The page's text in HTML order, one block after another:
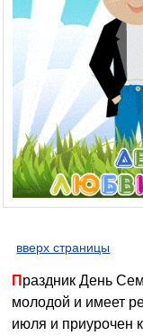
вверх страницы
Праздник День Семьи, Любви и Верности сравнительно
молодой и имеет
июля и приурочен